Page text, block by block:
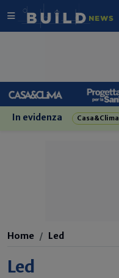
In evidenza Casa&Clima
Home Led
Led